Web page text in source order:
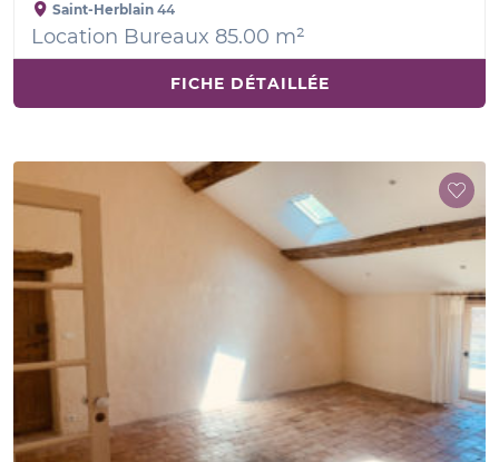
Saint-Herblain 44
Location Bureaux 85.00 m²
FICHE DÉTAILLÉE